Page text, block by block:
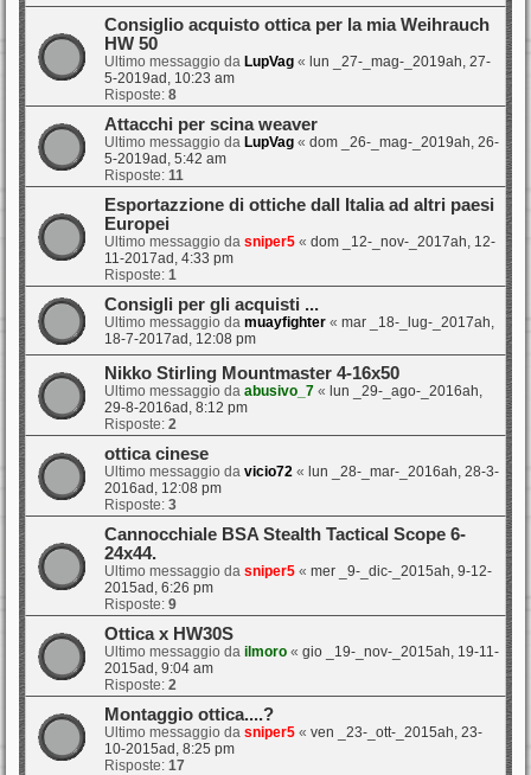
Consiglio acquisto ottica per la mia Weihrauch
HW 50
Ultimo messaggio da LupVag « lun _27-_mag-_2019ah, 27-
5-2019ad, 10:23 am
Risposte: 8
Attacchi per scina weaver
Ultimo messaggio da LupVag « dom _26-_mag-_2019ah, 26-
5-2019ad, 5:42 am
Risposte: 11
Esportazzione di ottiche dall Italia ad altri paesi
Europei
Ultimo messaggio da sniper5 « dom _12-_nov-_2017ah, 12-
11-2017ad, 4:33 pm
Risposte: 1
Consigli per gli acquisti ...
Ultimo messaggio da muayfighter « mar _18-_lug-_2017ah,
18-7-2017ad, 12:08 pm
Nikko Stirling Mountmaster 4-16x50
Ultimo messaggio da abusivo_7 « lun _29-_ago-_2016ah,
29-8-2016ad, 8:12 pm
Risposte: 2
ottica cinese
Ultimo messaggio da vicio72 « lun _28-_mar-_2016ah, 28-3-
2016ad, 12:08 pm
Risposte: 3
Cannocchiale BSA Stealth Tactical Scope 6-
24x44.
Ultimo messaggio da sniper5 « mer _9-_dic-_2015ah, 9-12-
2015ad, 6:26 pm
Risposte: 9
Ottica x HW30S
Ultimo messaggio da ilmoro « gio _19-_nov-_2015ah, 19-11-
2015ad, 9:04 am
Risposte: 2
Montaggio ottica....?
Ultimo messaggio da sniper5 « ven _23-_ott-_2015ah, 23-
10-2015ad, 8:25 pm
Risposte: 17